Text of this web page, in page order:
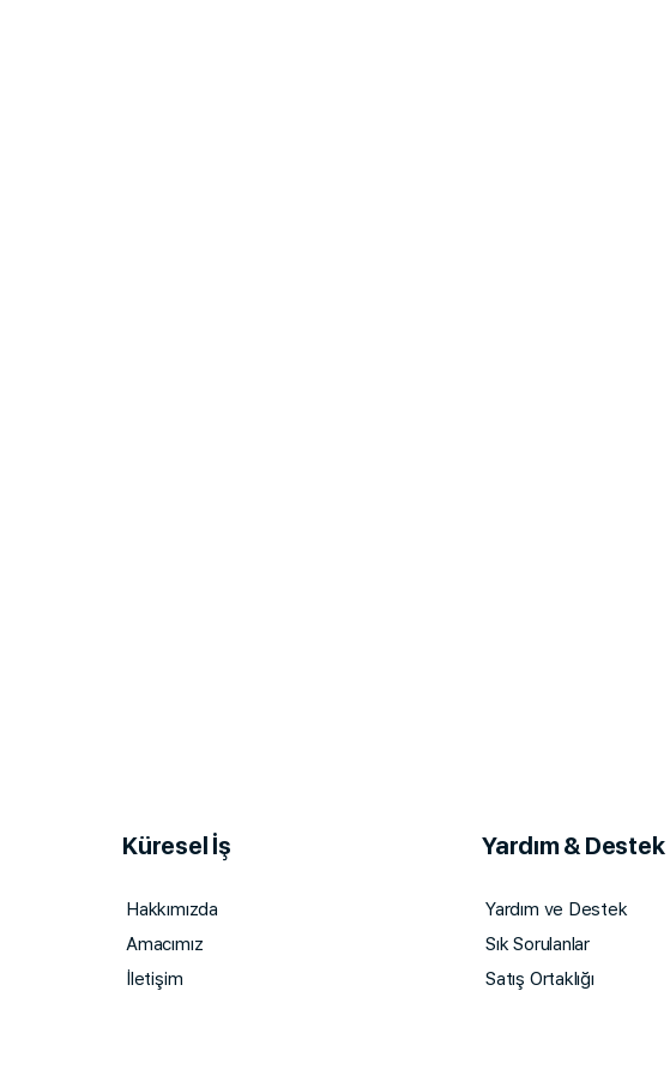
Küresel İş
Hakkımızda
Amacımız
İletişim
Yardım & Destek
Yardım ve Destek
Sık Sorulanlar
Satış Ortaklığı